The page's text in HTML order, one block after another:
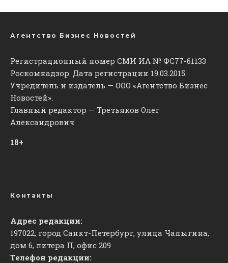
Агентство Бизнес Новостей
Регистрационный номер СМИ ИА № ФС77-61133
Роскомнадзор. Дата регистрации 19.03.2015.
Учредитель и издатель — ООО «Агентство Бизнес
Новостей».
Главный редактор — Третьяков Олег
Александрович
18+
Контакты
Адрес редакции:
197022, город Санкт-Петербург, улица Чапыгина,
дом 6, литера П, офис 209
Телефон редакции: